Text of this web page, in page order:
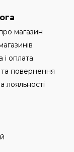
магазин
і оплата
та повернення
лояльності